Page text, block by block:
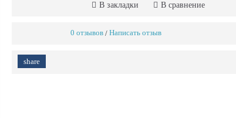
В закладки В сравнение
0 отзывов / Написать отзыв
share